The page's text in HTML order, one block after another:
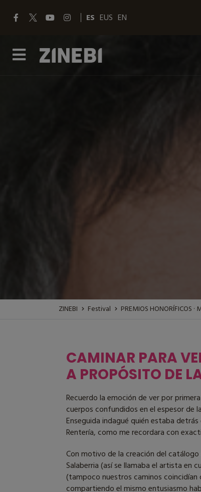
ES EUS EN
ZINEBI Festival PREMIOS HONORÍFICOS ·
CAMINAR PARA
A PROPÓSITO DE
Recuerdo la emoción de ver por
cuerpos confundidos en el espesor de
Enseguida indagué quién estaba
Rentería, como me recordara con
Con motivo de la creación del
Salaberria (así se llamaba el artista en
(tampoco nuestros caminos coincidían
compartiendo el mismo entusiasmo